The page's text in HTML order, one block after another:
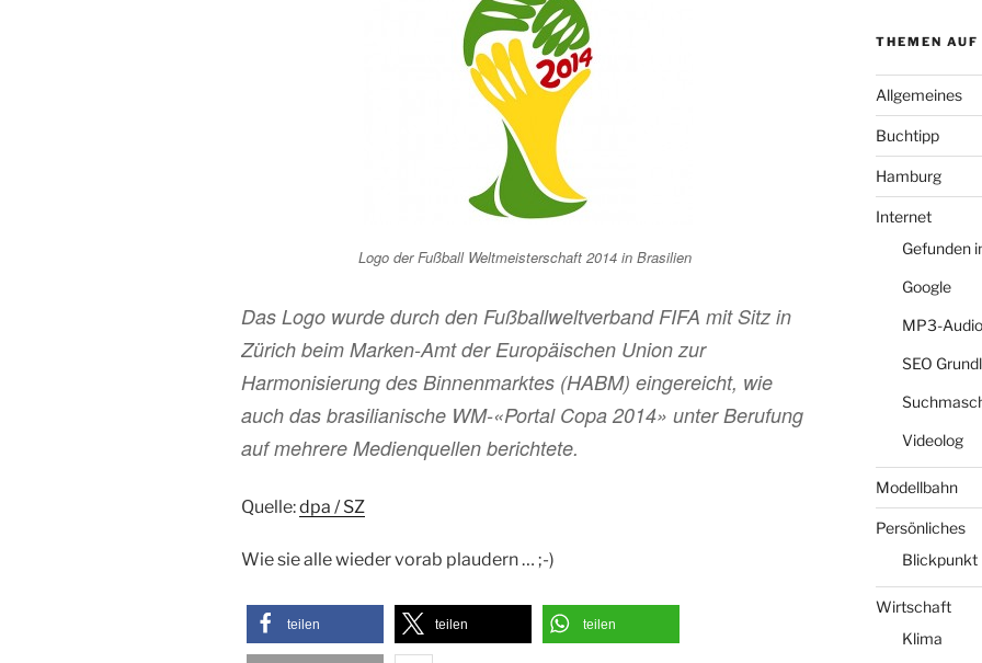
Logo der Fußball Weltmeisterschaft 2014 in Brasilien
Das Logo wurde durch den Fußballweltverband FIFA mit Sitz in
Zürich beim Marken-Amt der Europäischen Union zur
Harmonisierung des Binnenmarktes (HABM) eingereicht, wie
auch das brasilianische WM-«Portal Copa 2014» unter Berufung
auf mehrere Medienquellen berichtete.
Quelle:dpa / SZ
Wie sie alle wieder vorab plaudern … ;-)
teilen teilen teilen
THEMEN
Allgemeines
Buchtipp
Hamburg
Internet
Gefunden
Google
MP3-
SEO
Videolog
Modellbahn
Persönliches
Blickpunkt
Wirtschaft
Klima